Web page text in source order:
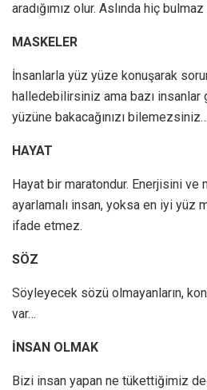
aradığımız olur. Aslında hiç
MASKELER
İnsanlarla yüz yüze konuşarak
halledebilirsiniz ama bazı insanlar
yüzüne bakacağınızı bilemezsiniz…
HAYAT
Hayat bir maratondur. Enerjisini ve
ayarlamalı insan, yoksa en iyi yüz
ifade etmez.
SÖZ
Söyleyecek sözü olmayanların,
var…
İNSAN OLMAK
Bizi insan yapan ne tükettiğimiz